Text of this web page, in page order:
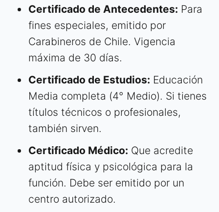
Certificado de Antecedentes: Para
fines especiales, emitido por
Carabineros de Chile. Vigencia
máxima de 30 días.
Certificado de Estudios: Educación
Media completa (4° Medio). Si tienes
títulos técnicos o profesionales,
también sirven.
Certificado Médico: Que acredite
aptitud física y psicológica para la
función. Debe ser emitido por un
centro autorizado.